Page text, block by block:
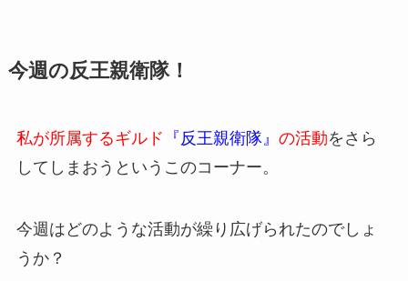
今週の反王親衛隊！
私が所属するギルド 『反王親衛隊』 の活動をさら
してしまおうというこのコーナー。
今週はどのような活動が繰り広げられたのでしょ
うか？